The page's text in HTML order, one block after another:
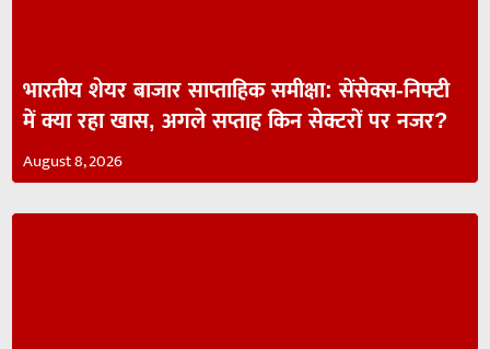
भारतीय शेयर बाजार साप्ताहिक समीक्षा: सेंसेक्स-निफ्टी
में क्या रहा खास, अगले सप्ताह किन सेक्टरों पर नजर?
August 8, 2026